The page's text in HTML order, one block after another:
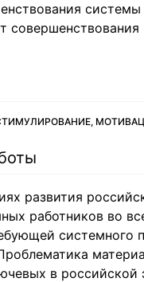
развития
работников во
системного
в